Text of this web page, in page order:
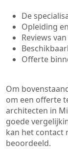
De
Opleiding
Reviews
Offerte
Om
om een offerte
architecten in
goede
kan het contact
beoordeeld.